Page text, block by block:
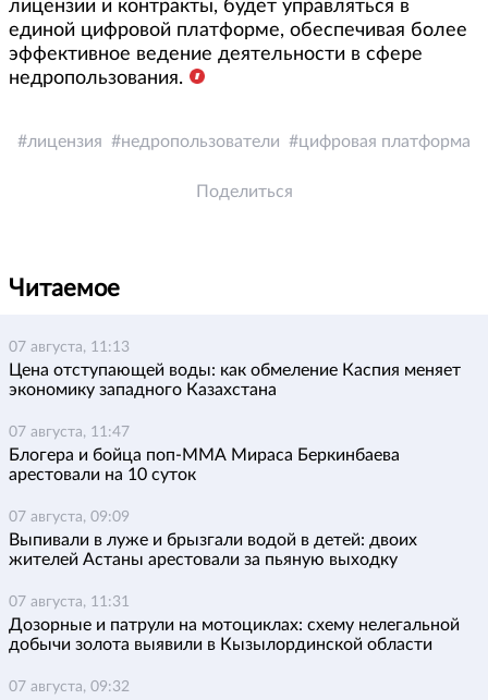
лицензии и контракты, будет управляться в
единой цифровой платформе, обеспечивая более
эффективное ведение деятельности в сфере
недропользования.
лицензия недропользователи цифровая платформа
Поделиться
Читаемое
07 августа, 11:13
Цена отступающей воды: как обмеление Каспия меняет
экономику западного Казахстана
07 августа, 11:47
Блогера и бойца поп-ММА Мираса Беркинбаева
арестовали на 10 суток
07 августа, 09:09
Выпивали в луже и брызгали водой в детей: двоих
жителей Астаны арестовали за пьяную выходку
07 августа, 11:31
Дозорные и патрули на мотоциклах: схему нелегальной
добычи золота выявили в Кызылординской области
07 августа, 09:32